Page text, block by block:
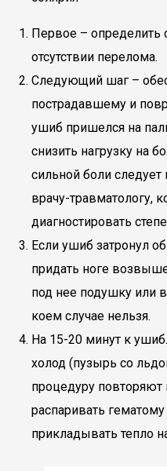
Первое – определить
отсутствии перелома.
Следующий шаг –
пострадавшему и
ушиб пришелся на
снизить нагрузку на
сильной боли
врачу-травматологу,
диагностировать
Если ушиб затронул
придать ноге
под нее подушку или
коем случае нельзя.
На 15-20 минут к
холод (пузырь со
процедуру
распаривать
прикладывать тепло